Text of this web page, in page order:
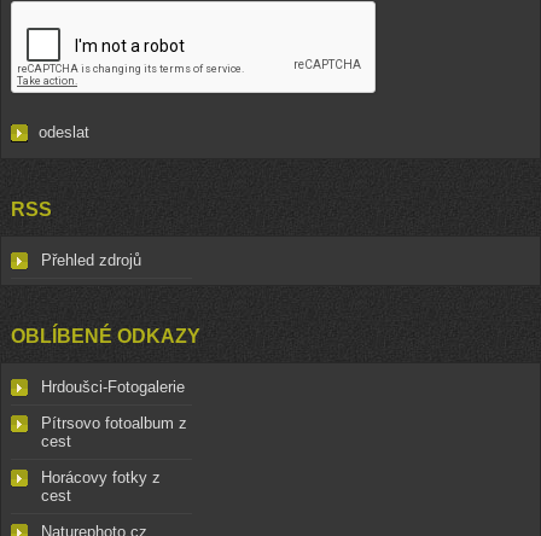
RSS
Přehled zdrojů
OBLÍBENÉ ODKAZY
Hrdoušci-Fotogalerie
Pítrsovo fotoalbum z
cest
Horácovy fotky z
cest
Naturephoto.cz